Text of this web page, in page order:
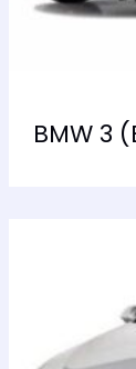
BMW 3